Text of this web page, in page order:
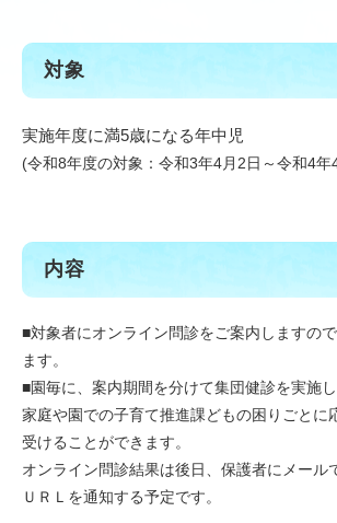
対象
実施年度に満5歳になる年中児
(令和8年度の対象：令和3年4月2日～令和4年
内容
■対象者にオンライン問診をご案内しますの
ます。
■園毎に、案内期間を分けて集団健診を実施し
家庭や園での子育て推進課どもの困りごとに
受けることができます。
オンライン問診結果は後日、保護者にメール
ＵＲＬを通知する予定です。